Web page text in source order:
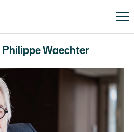
Philippe Waechter